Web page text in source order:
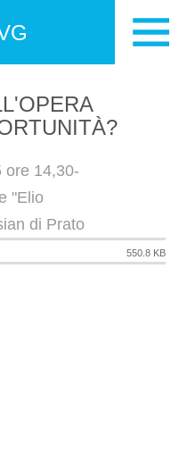
ore 14,30-
"Elio
di Prato
550.8 KB